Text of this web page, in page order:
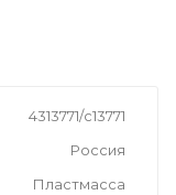
4313771/с13771
Россия
Пластмасса